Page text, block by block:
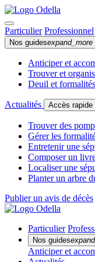
Particulier Professionnel
Nos guidesexpand_more
Anticiper et
Trouver et
Deuil et formalités
Actualités Accès rapide
Trouver des
Gérer les
Entretenir une
Composer un
Localiser une
Planter un arbre
Publier un avis de décès
Particulier
Nos guides
Anticiper et